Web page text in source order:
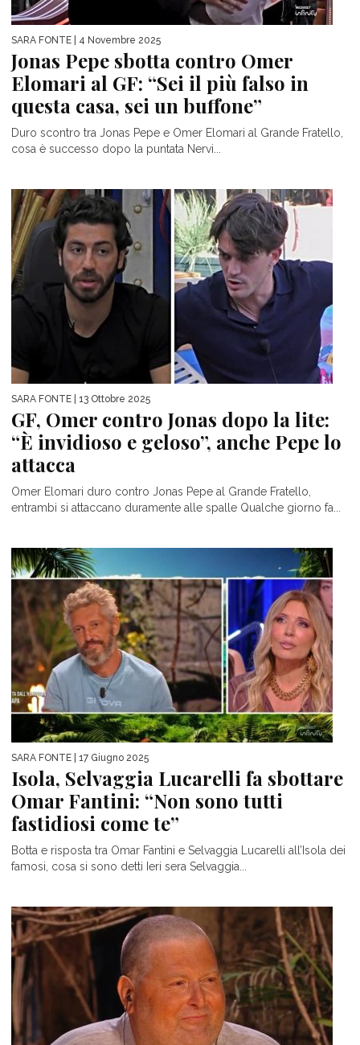
SARA FONTE | 4 Novembre 2025
Jonas Pepe sbotta contro Omer
Elomari al GF: “Sei il più falso in
questa casa, sei un buffone”
Duro scontro tra Jonas Pepe e Omer Elomari al Grande Fratello,
cosa è successo dopo la puntata Nervi...
SARA FONTE | 13 Ottobre 2025
GF, Omer contro Jonas dopo la lite:
“È invidioso e geloso”, anche Pepe lo
attacca
Omer Elomari duro contro Jonas Pepe al Grande Fratello,
entrambi si attaccano duramente alle spalle Qualche giorno fa...
SARA FONTE | 17 Giugno 2025
Isola, Selvaggia Lucarelli fa sbottare
Omar Fantini: “Non sono tutti
fastidiosi come te”
Botta e risposta tra Omar Fantini e Selvaggia Lucarelli all’Isola dei
famosi, cosa si sono detti Ieri sera Selvaggia...